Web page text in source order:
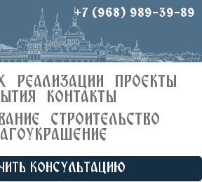
+7 (968) 989-39-89
РЕАЛИЗАЦИИ
ПРОЕКТЫ
КОНТАКТЫ
СТРОИТЕЛЬСТВО
КОНСУЛЬТАЦИЮ